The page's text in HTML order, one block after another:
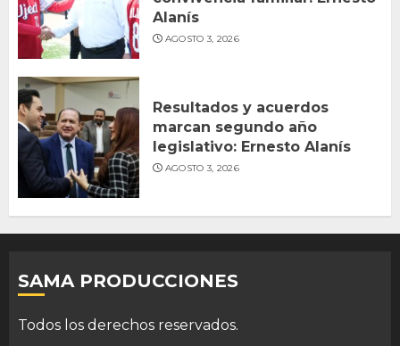
Alanís
AGOSTO 3, 2026
Resultados y acuerdos
marcan segundo año
legislativo: Ernesto Alanís
AGOSTO 3, 2026
SAMA PRODUCCIONES
Todos los derechos reservados.